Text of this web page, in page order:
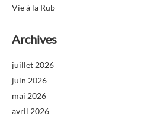
Vie à la Rub
Archives
juillet 2026
juin 2026
mai 2026
avril 2026